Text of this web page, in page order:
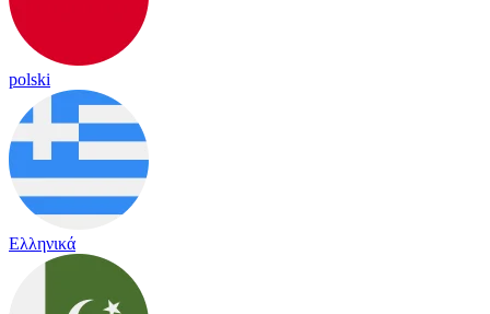
polski
Ελληνικά